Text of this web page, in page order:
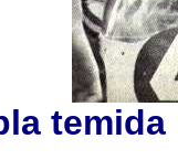
temida